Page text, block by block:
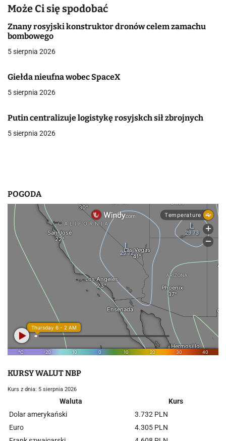
a
c
j
w
i
Może Ci się spodobać
Znany rosyjski konstruktor dronów celem zamachu
bombowego
5 sierpnia 2026
Giełda nieufna wobec SpaceX
5 sierpnia 2026
Putin centralizuje logistykę rosyjskch sił zbrojnych
5 sierpnia 2026
POGODA
KURSY WALUT NBP
Kurs z dnia: 5 sierpnia 2026
Waluta
Kurs
Dolar amerykański
3.732 PLN
Euro
4.305 PLN